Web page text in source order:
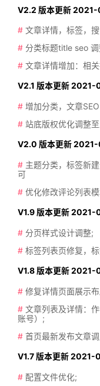
V2.2 版本更新
# 文章详情，标签，
# 分类标题title seo 调
# 文章详情增加：相
V2.1 版本更新
# 增加分类，文章
# 站底版权优化调整至
V2.0 版本更新
# 主题分类，标签新
可
# 优化修改评论列表模
V1.9 版本更新
# 分页样式设计调整;
# 标签列表页修复，
V1.8 版本更新 2021-
# 修复详情页面展示
# 文章列表及详情：
账号）;
# 首页最新发布文章
V1.7 版本更新
# 配置文件优化;